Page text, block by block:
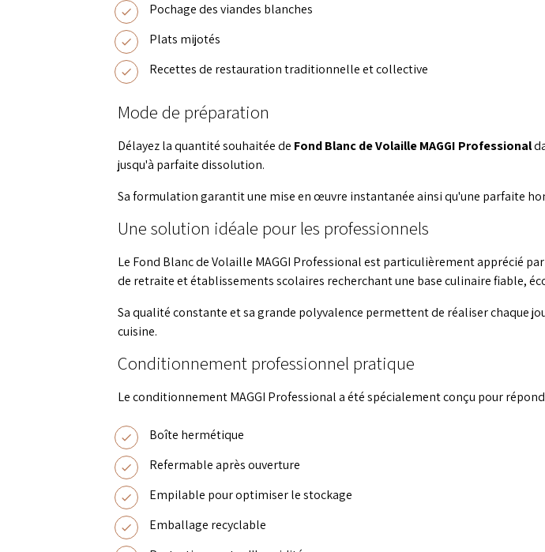
Pochage des viandes blanches
Plats mijotés
Recettes de restauration traditionnelle et collective
Mode de préparation
Délayez la quantité souhaitée de Fond Blanc de Volaille MAGGI Professional
jusqu'à parfaite dissolution.
Sa formulation garantit une mise en œuvre instantanée ainsi qu'une parfaite
Une solution idéale pour les professionnels
Le Fond Blanc de Volaille MAGGI Professional est particulièrement apprécié
de retraite et établissements scolaires recherchant une base culinaire fiable,
Sa qualité constante et sa grande polyvalence permettent de réaliser chaque
cuisine.
Conditionnement professionnel pratique
Le conditionnement MAGGI Professional a été spécialement conçu pour
Boîte hermétique
Refermable après ouverture
Empilable pour optimiser le stockage
Emballage recyclable